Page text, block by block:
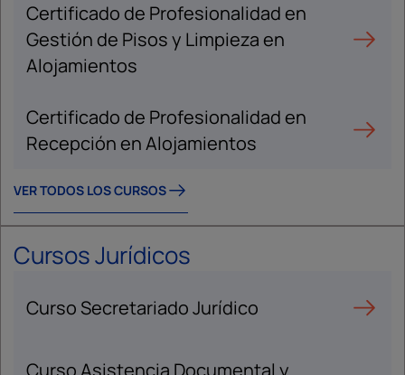
Certificado de Profesionalidad en
Gestión de Pisos y Limpieza en
Alojamientos
Certificado de Profesionalidad en
Recepción en Alojamientos
VER TODOS LOS CURSOS
Cursos Jurídicos
Curso Secretariado Jurídico
Curso Asistencia Documental y